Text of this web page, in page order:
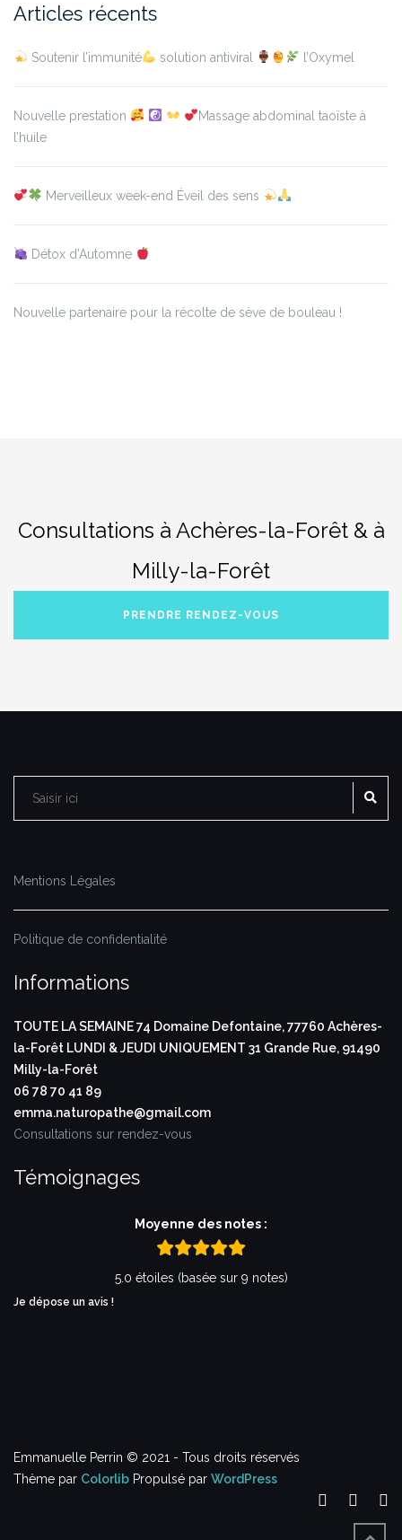
Articles récents
Soutenir l’immunité solution antiviral l’Oxymel
Nouvelle prestation
Massage abdominal taoïste à
l’huile
Merveilleux week-end Éveil des sens
Détox d’Automne
Nouvelle partenaire pour la récolte de sève de bouleau !
Consultations à Achères-la-Forêt & à
Milly-la-Forêt
PRENDRE RENDEZ-VOUS
Rechercher :
Mentions Légales
Politique de confidentialité
Informations
TOUTE LA SEMAINE74 Domaine Defontaine,77760 Achères-
la-Forêt LUNDI & JEUDI UNIQUEMENT 31 Grande Rue, 91490
Milly-la-Forêt
06 78 70 41 89
emma.naturopathe@gmail.com
Consultations sur rendez-vous
Témoignages
Moyenne des notes :
5.0 étoiles (basée sur 9 notes)
Je dépose un avis !
Emmanuelle Perrin © 2021 - Tous droits réservés
Thème par Colorlib Propulsé par WordPress